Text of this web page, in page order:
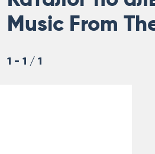
Music From
1 - 1 / 1